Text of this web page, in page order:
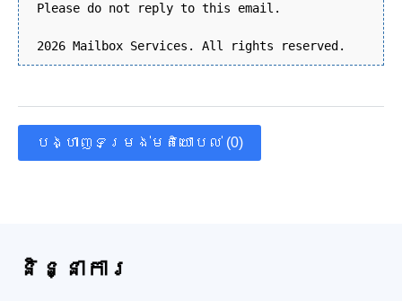
Please do not reply to this email.
2026 Mailbox Services. All rights reserved.
បង្ហាញទម្រង់មតិយោបល់ (0)
និន្នាការ